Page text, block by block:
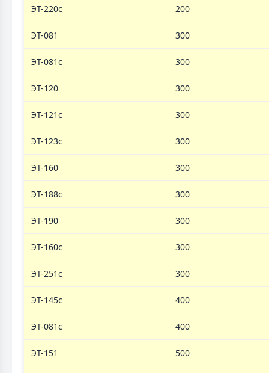
ЭТ-220с 200
ЭТ-081 300
ЭТ-081с 300
ЭT-120 300
ЭТ-121c 300
ЭТ-123c 300
ЭТ-160 300
ЭТ-188с 300
ЭТ-190 300
ЭТ-160c 300
ЭТ-251с 300
ЭТ-145с 400
ЭТ-081с 400
ЭТ-151 500